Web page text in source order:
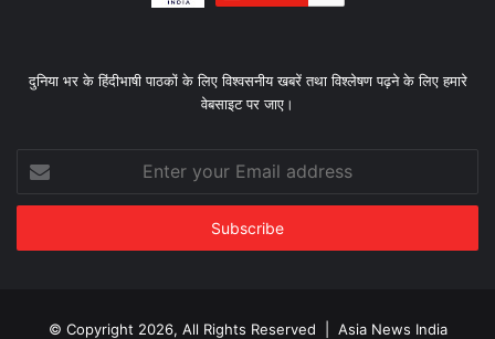
दुनिया भर के हिंदीभाषी पाठकों के लिए विश्‍वसनीय खबरें तथा विश्लेषण पढ़ने के लिए हमारे
वेबसाइट पर जाए।
your
Email
© Copyright 2026, All Rights Reserved | Asia News India